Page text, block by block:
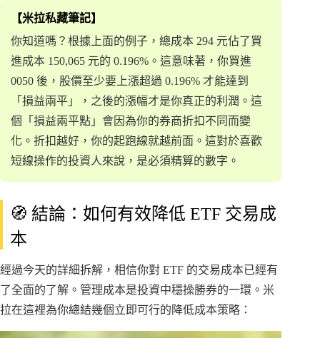
【米拉私藏筆記】
你知道嗎？根據上面的例子，總成本 294 元佔了買
進成本 150,065 元的 0.196%。這意味著，你買進
0050 後，股價至少要上漲超過 0.196% 才能達到
「損益兩平」，之後的漲幅才是你真正的利潤。這
個「損益兩平點」會因為你的券商折扣不同而變
化。折扣越好，你的起跑線就越前面。這對於喜歡
短線操作的投資人來說，是必須精算的數字。
🧭 結論：如何有效降低 ETF 交易成
本
經過今天的詳細拆解，相信你對 ETF 的交易成本已經有
了全面的了解。管理成本是投資中穩操勝券的一環。米
拉在這裡為你總結幾個立即可行的降低成本策略：